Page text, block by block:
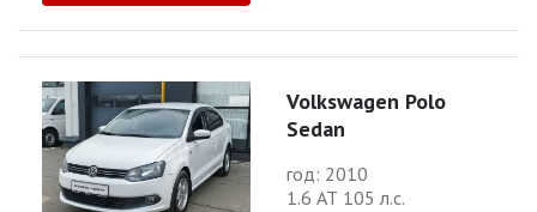
Volkswagen Polo
Sedan
год: 2010
1.6 АТ 105 л.с.